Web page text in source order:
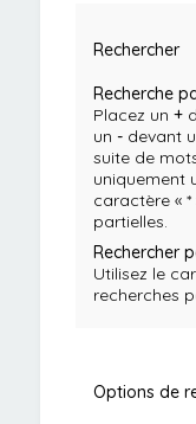
Rechercher
Recherche
Placez un +
un -devant
suite de
uniquement
caractère «
partielles.
Rechercher
Utilisez le
recherches
Options de